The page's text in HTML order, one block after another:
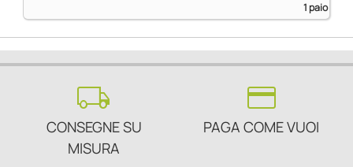
1 paio
local_shipping
CONSEGNE SU
MISURA
credit_card
PAGA COME VUOI